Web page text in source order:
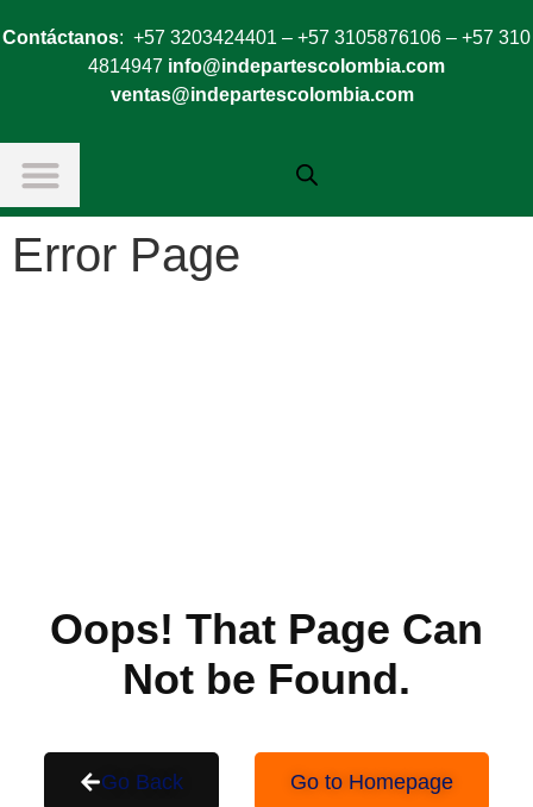
Contáctanos: +57 3203424401 – +57 3105876106 – +57 310
4814947 info@indepartescolombia.com
ventas@indepartescolombia.com
Error Page
Oops! That Page Can
Not be Found.
Go Back Go to Homepage